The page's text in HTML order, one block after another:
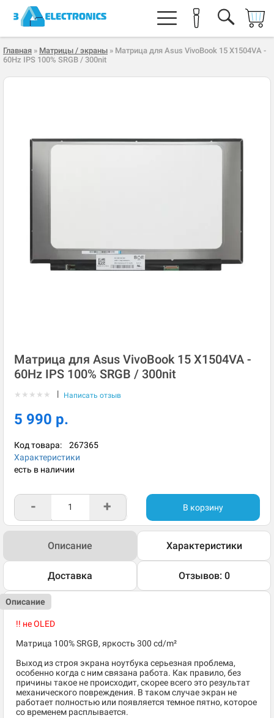
Главная » Матрицы / экраны » Матрица для Asus VivoBook 15 X1504VA -
60Hz IPS 100% SRGB / 300nit
Матрица для Asus VivoBook 15 X1504VA -
60Hz IPS 100% SRGB / 300nit
★ ★ ★ ★ ★ | Написать отзыв
5 990 р.
Код товара: 267365
Характеристики
есть в наличии
- + В корзину
Описание Характеристики
Доставка Отзывов: 0
Описание
!! не OLED
Матрица 100% SRGB, яркость 300 cd/m²
Выход из строя экрана ноутбука серьезная проблема,
особенно когда с ним связана работа. Как правило, без
причины такое не происходит, скорее всего это результат
механического повреждения. В таком случае экран не
работает полностью или появляется темное пятно, которое
со временем расплывается.